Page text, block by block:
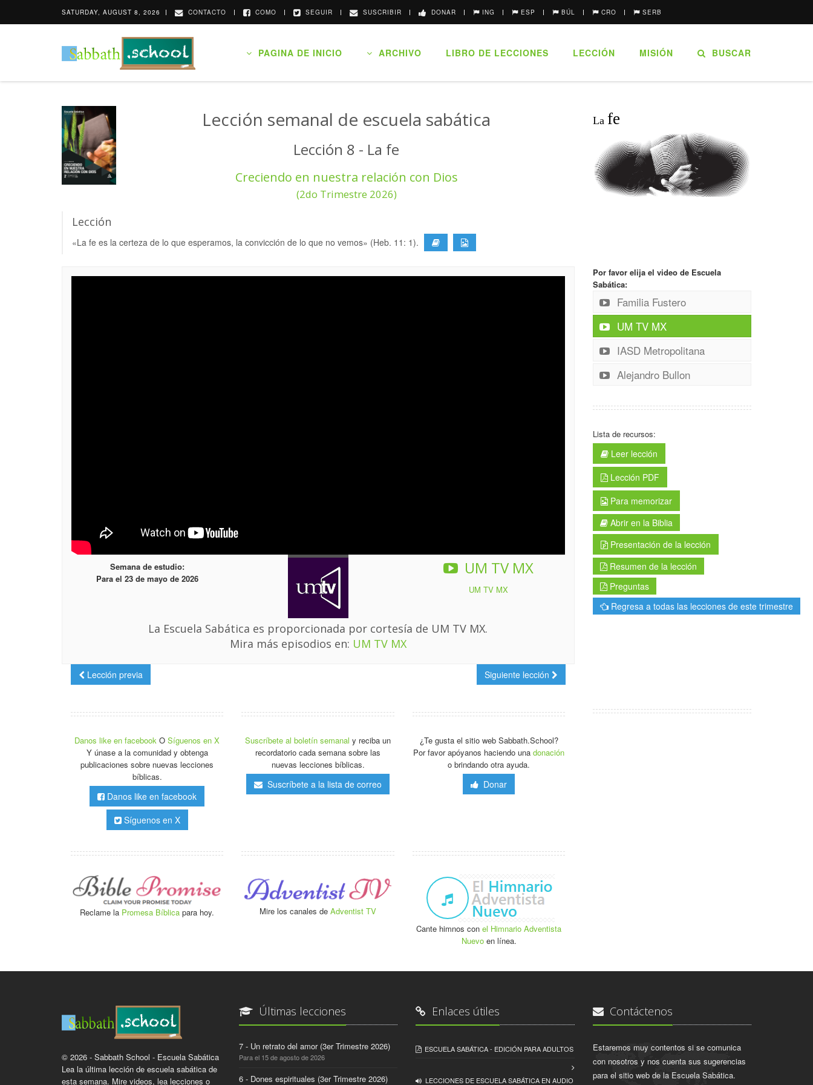
SATURDAY, AUGUST 8, 2026 CONTACTO COMO SEGUIR SUSCRIBIR DONAR ING ESP BÚL CRO SERB
PAGINA DE INICIO ARCHIVO LIBRO DE LECCIONES LECCIÓN MISIÓN BUSCAR
Lección semanal de escuela sabática
Lección 8 - La fe
Creciendo en nuestra relación con Dios
(2do Trimestre 2026)
La fe
Lección
«La fe es la certeza de lo que esperamos, la convicción de lo que no vemos» (Heb. 11: 1).
Semana de estudio:
Para el 23 de mayo de 2026
UM TV MX
UM TV MX
La Escuela Sabática es proporcionada por cortesía de UM TV MX.
Mira más episodios en: UM TV MX
Lección previa Siguiente lección
Por favor elija el video de Escuela
Sabática:
Familia Fustero
UM TV MX
IASD Metropolitana
Alejandro Bullon
Lista de recursos:
Leer lección
Lección PDF
Para memorizar
Abrir en la Biblia
Presentación de la lección
Resumen de la lección
Preguntas
Regresa a todas las lecciones de este trimestre
Danos like en facebookOSíguenos en X
Y únase a la comunidad y obtenga
publicaciones sobre nuevas lecciones
bíblicas.
Danos like en facebook
Síguenos en X
Suscríbete al boletín semanal y reciba un
recordatorio cada semana sobre las
nuevas lecciones bíblicas.
Suscríbete a la lista de correo
¿Te gusta el sitio web Sabbath.School?
Por favor apóyanos haciendo unadonación
o brindando otra ayuda.
Donar
Reclame la Promesa Bíblica para hoy. Mire los canales deAdventist TV
Cante himnos conel Himnario Adventista
Nuevoen línea.
© 2026 - Sabbath School - Escuela Sabática
Lea la última lección de escuela sabática de
esta semana. Mire videos, lea lecciones o
Últimas lecciones
7 - Un retrato del amor (3er Trimestre 2026)
Para el 15 de agosto de 2026
6 - Dones espirituales (3er Trimestre 2026)
Enlaces útiles
ESCUELA SABÁTICA - EDICIÓN PARA ADULTOS
LECCIONES DE ESCUELA SABÁTICA EN AUDIO
Contáctenos
Estaremos muy contentos si se comunica
con nosotros y nos cuenta sus sugerencias
para el sitio web de la Escuela Sabática.